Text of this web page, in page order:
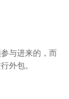
与进来的，而
外包。